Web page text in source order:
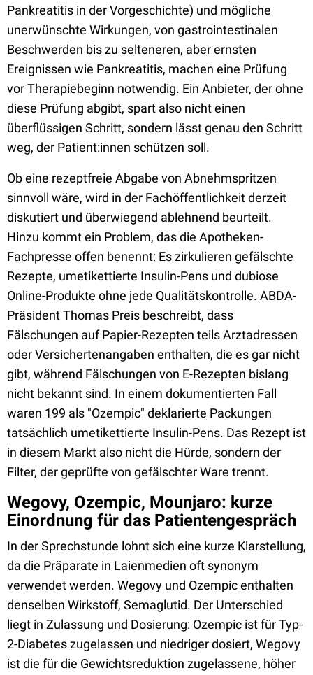
Pankreatitis in der Vorgeschichte) und mögliche
unerwünschte Wirkungen, von gastrointestinalen
Beschwerden bis zu selteneren, aber ernsten
Ereignissen wie Pankreatitis, machen eine Prüfung
vor Therapiebeginn notwendig. Ein Anbieter, der ohne
diese Prüfung abgibt, spart also nicht einen
überflüssigen Schritt, sondern lässt genau den Schritt
weg, der Patient:innen schützen soll.
Ob eine rezeptfreie Abgabe von Abnehmspritzen
sinnvoll wäre, wird in der Fachöffentlichkeit derzeit
diskutiert und überwiegend ablehnend beurteilt.
Hinzu kommt ein Problem, das die Apotheken-
Fachpresse offen benennt: Es zirkulieren gefälschte
Rezepte, umetikettierte Insulin-Pens und dubiose
Online-Produkte ohne jede Qualitätskontrolle. ABDA-
Präsident Thomas Preis beschreibt, dass
Fälschungen auf Papier-Rezepten teils Arztadressen
oder Versichertenangaben enthalten, die es gar nicht
gibt, während Fälschungen von E-Rezepten bislang
nicht bekannt sind. In einem dokumentierten Fall
waren 199 als "Ozempic" deklarierte Packungen
tatsächlich umetikettierte Insulin-Pens. Das Rezept ist
in diesem Markt also nicht die Hürde, sondern der
Filter, der geprüfte von gefälschter Ware trennt.
Wegovy, Ozempic, Mounjaro: kurze
Einordnung für das Patientengespräch
In der Sprechstunde lohnt sich eine kurze Klarstellung,
da die Präparate in Laienmedien oft synonym
verwendet werden. Wegovy und Ozempic enthalten
denselben Wirkstoff, Semaglutid. Der Unterschied
liegt in Zulassung und Dosierung: Ozempic ist für Typ-
2-Diabetes zugelassen und niedriger dosiert, Wegovy
ist die für die Gewichtsreduktion zugelassene, höher